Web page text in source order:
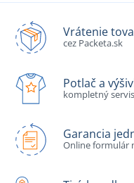
Vrátenie
cez Packeta.sk
Potlač a
kompletný
Garancia
Online formulár